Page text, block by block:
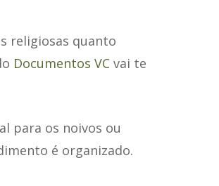
religiosas quanto
Documentos VCvai te
para os noivos ou
é organizado.